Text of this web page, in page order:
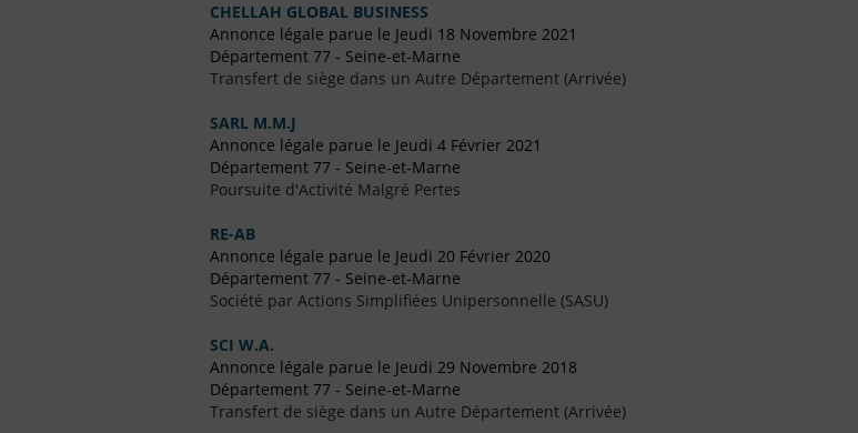
CHELLAH GLOBAL BUSINESS
Annonce légale parue le Jeudi 18 Novembre 2021
Département 77 - Seine-et-Marne
Transfert de siège dans un Autre Département (Arrivée)
SARL M.M.J
Annonce légale parue le Jeudi 4 Février 2021
Département 77 - Seine-et-Marne
Poursuite d'Activité Malgré Pertes
RE-AB
Annonce légale parue le Jeudi 20 Février 2020
Département 77 - Seine-et-Marne
Société par Actions Simplifiées Unipersonnelle (SASU)
SCI W.A.
Annonce légale parue le Jeudi 29 Novembre 2018
Département 77 - Seine-et-Marne
Transfert de siège dans un Autre Département (Arrivée)